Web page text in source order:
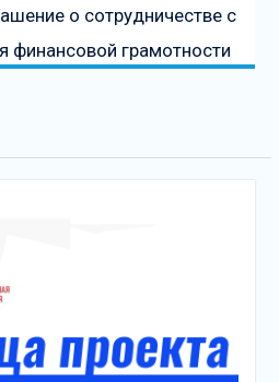
о сотрудничестве с
финансовой грамотности